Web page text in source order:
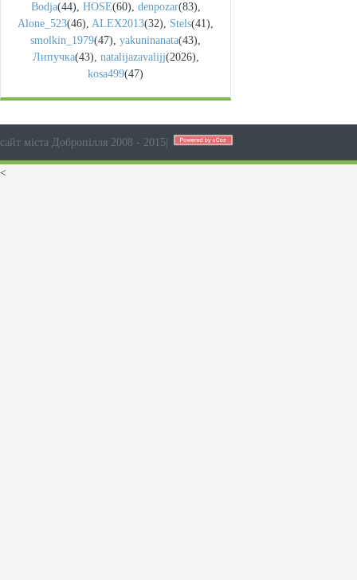
Bodja(44), HOSE(60), denpozar(83),
Alone_523(46), ALEX2013(32), Stels(41),
smolkin_1979(47), yakuninanata(43),
Липучка(43), natalijazavalijj(2026),
kosa499(47)
сайт міста Добропілля 2008 - 2015
<